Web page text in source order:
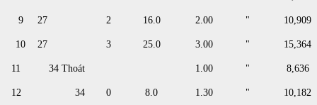
9 27 2 16.0 2.00 " 10,909
10 27 3 25.0 3.00 " 15,364
11 34 Thoát 1.00 " 8,636
12 34 0 8.0 1.30 " 10,182